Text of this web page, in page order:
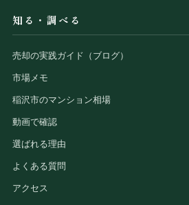
知る・調べる
売却の実践ガイド（ブログ）
市場メモ
稲沢市のマンション相場
動画で確認
選ばれる理由
よくある質問
アクセス